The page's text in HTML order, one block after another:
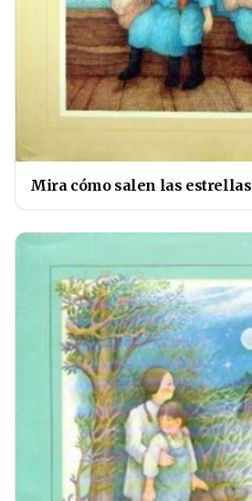
Mira cómo salen las estrellas